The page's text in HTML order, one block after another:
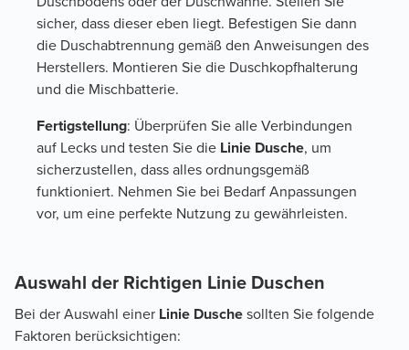
sicher, dass dieser eben liegt. Befestigen Sie dann
die Duschabtrennung gemäß den Anweisungen des
Herstellers. Montieren Sie die Duschkopfhalterung
und die Mischbatterie.
Fertigstellung: Überprüfen Sie alle Verbindungen
auf Lecks und testen Sie die Linie Dusche, um
sicherzustellen, dass alles ordnungsgemäß
funktioniert. Nehmen Sie bei Bedarf Anpassungen
vor, um eine perfekte Nutzung zu gewährleisten.
Auswahl der Richtigen Linie Duschen
Bei der Auswahl einer Linie Duschesollten Sie folgende
Faktoren berücksichtigen: